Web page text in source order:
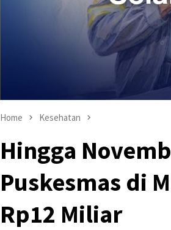
Home Kesehatan
Hingga
Puskesmas di
Rp12 Miliar